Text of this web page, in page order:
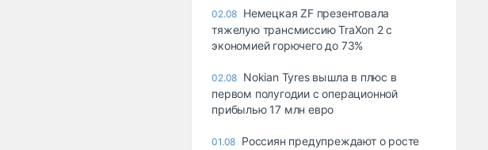
02.08 Немецкая ZF презентовала
тяжелую трансмиссию TraXon 2 с
экономией горючего до 73%
02.08 Nokian Tyres вышла в плюс в
первом полугодии с операционной
прибылью 17 млн евро
01.08 Россиян предупреждают о росте